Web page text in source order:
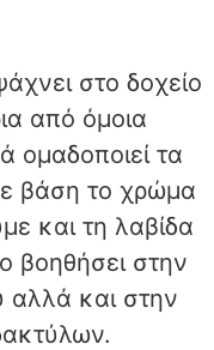
στο δοχείο
από όμοια
ομαδοποιεί τα
βάση το χρώμα
και τη λαβίδα
βοηθήσει στην
αλλά και στην